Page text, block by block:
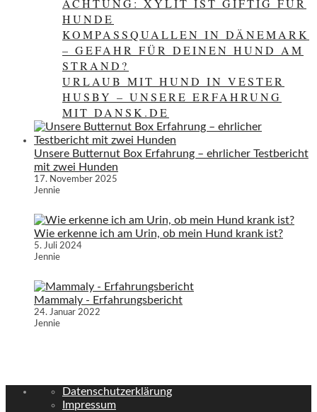
ACHTUNG: XYLIT IST GIFTIG FÜR
HUNDE
KOMPASSQUALLEN IN DÄNEMARK
– GEFAHR FÜR DEINEN HUND AM
STRAND?
URLAUB MIT HUND IN VESTER
HUSBY – UNSERE ERFAHRUNG
MIT DANSK.DE
Unsere Butternut Box Erfahrung – ehrlicher Testbericht
mit zwei Hunden
17. November 2025
Jennie
Wie erkenne ich am Urin, ob mein Hund krank ist?
5. Juli 2024
Jennie
Mammaly - Erfahrungsbericht
24. Januar 2022
Jennie
Datenschutzerklärung
Impressum